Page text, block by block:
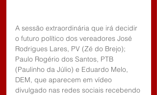
A sessão extraordinária que irá decidir
o futuro político dos vereadores José
Rodrigues Lares, PV (Zé do Brejo);
Paulo Rogério dos Santos, PTB
(Paulinho da Júlio) e Eduardo Melo,
DEM, que aparecem em vídeo
divulgado nas redes sociais recebendo